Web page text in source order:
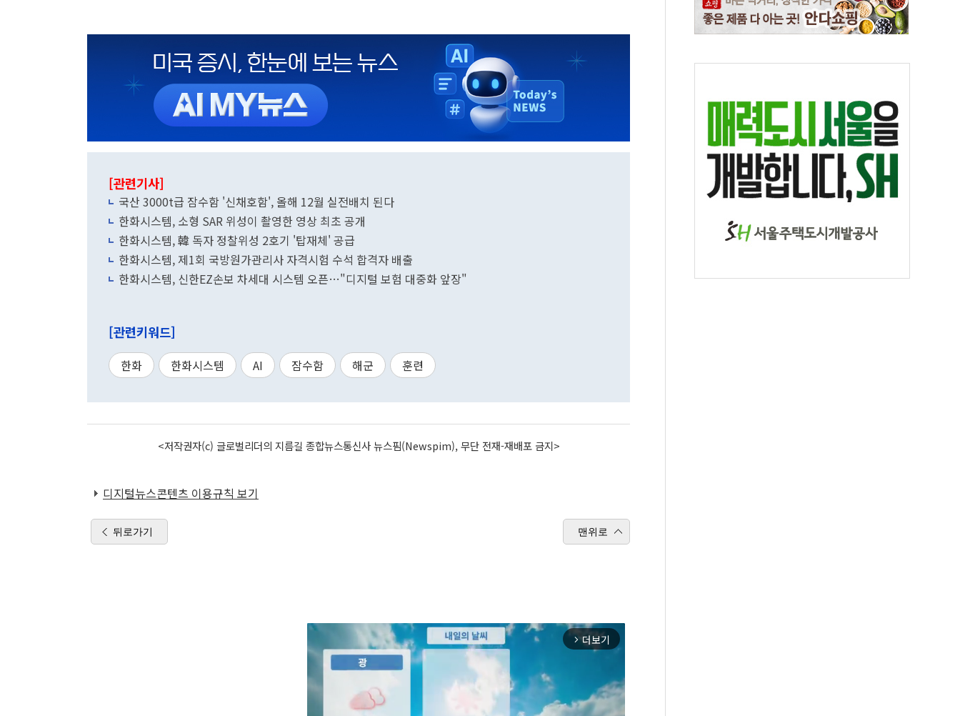
[관련기사]
국산 3000t급 잠수함 '신채호함', 올해 12월 실전배치 된다
한화시스템, 소형 SAR 위성이 촬영한 영상 최초 공개
한화시스템, 韓 독자 정찰위성 2호기 '탑재체' 공급
한화시스템, 제1회 국방원가관리사 자격시험 수석 합격자 배출
한화시스템, 신한EZ손보 차세대 시스템 오픈…"디지털 보험 대중화 앞장"
[관련키워드]
한화 한화시스템 AI 잠수함 해군 훈련
<저작권자(c) 글로벌리더의 지름길 종합뉴스통신사 뉴스핌(Newspim), 무단 전재-재배포 금지>
디지털뉴스콘텐츠 이용규칙 보기
뒤로가기 맨위로
arrow_forward_ios 더보기